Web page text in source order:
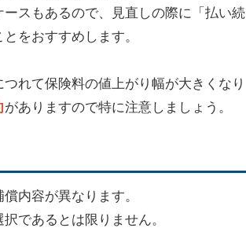
スもあるので、見直しの際に「払い続
をおすすめします。
れて保険料の値上がり幅が大きくなり
がありますので特に注意しましょう。
内容が異なります。
であるとは限りません。